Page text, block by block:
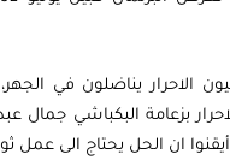
الاحرار يناضلون في
بزعامة البكباشي جمال
ان الحل يحتاج الى عمل